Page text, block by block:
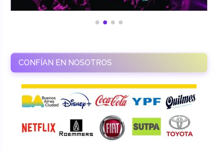
CONFÍAN EN NOSOTROS